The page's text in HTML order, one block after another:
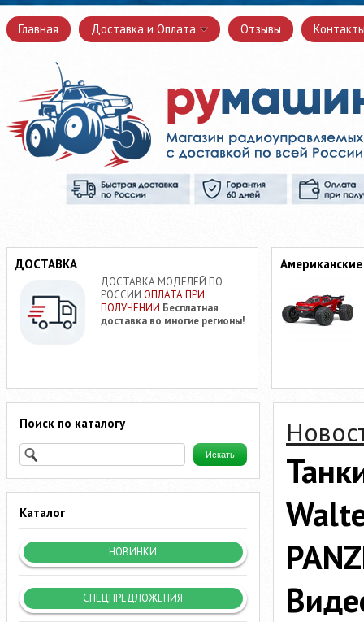
Главная Доставка и Оплата Отзывы
ДОСТАВКА
ДОСТАВКА МОДЕЛЕЙ ПО
РОССИИ ОПЛАТА ПРИ
ПОЛУЧЕНИИ Бесплатная
доставка во многие регионы!
Поиск по каталогу
Каталог
НОВИНКИ
СПЕЦПРЕДЛОЖЕНИЯ